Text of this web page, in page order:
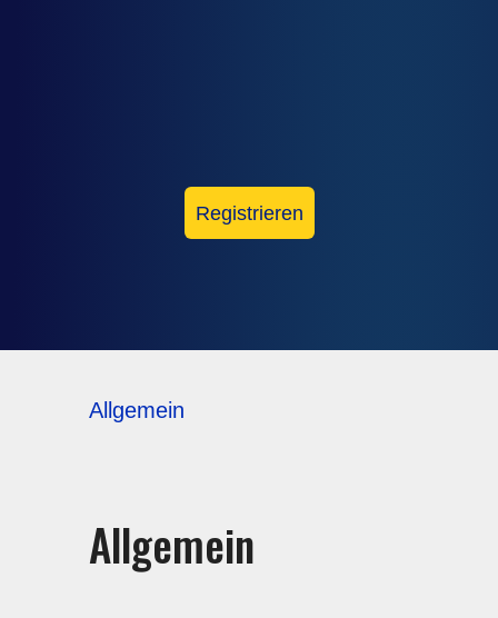
Registrieren
Allgemein
Allgemein